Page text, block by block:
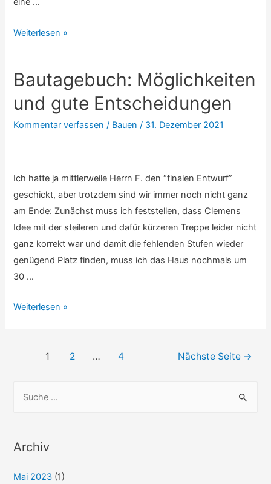
Bautagebuch:
KfW
und
ELW
Weiterlesen »
Bautagebuch: Möglichkeiten
und gute Entscheidungen
Kommentar verfassen / Bauen / 31. Dezember 2021
Ich hatte ja mittlerweile Herrn F. den “finalen Entwurf”
geschickt, aber trotzdem sind wir immer noch nicht ganz
am Ende: Zunächst muss ich feststellen, dass Clemens
Idee mit der steileren und dafür kürzeren Treppe leider nicht
ganz korrekt war und damit die fehlenden Stufen wieder
genügend Platz finden, muss ich das Haus nochmals um
30 …
Bautagebuch:
Weiterlesen »
Beitragsnavigation
1 2 … 4 Nächste Seite →
h
n
Archiv
Mai 2023 (1)